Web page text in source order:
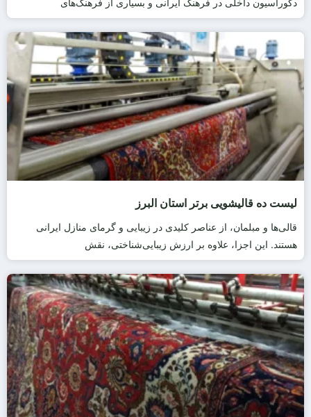
دکوراسیون داخلی در فرهنگ ایرانی و بسیاری از فرهنگ‌های
لیست ده قالیشویی برتر استان البرز
قالی‌ها و مبلمان، از عناصر کلیدی در زیبایی و گرمای منازل ایرانی
هستند. این اجزا، علاوه بر ارزش زیبایی‌شناختی، نقش